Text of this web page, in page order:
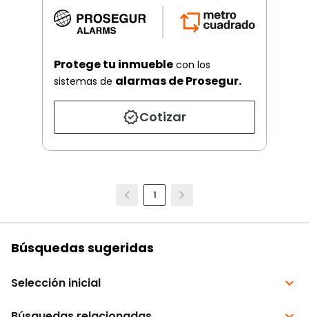
Protege tu inmueble con los
sistemas de alarmas de Prosegur.
Cotizar
1